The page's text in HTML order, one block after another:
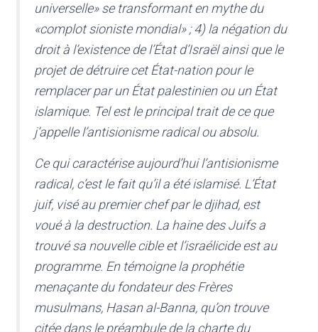
universelle» se transformant en mythe du
«complot sioniste mondial» ; 4) la négation du
droit à l’existence de l’État d’Israël ainsi que le
projet de détruire cet État-nation pour le
remplacer par un État palestinien ou un État
islamique. Tel est le principal trait de ce que
j’appelle l’antisionisme radical ou absolu.
Ce qui caractérise aujourd’hui l’antisionisme
radical, c’est le fait qu’il a été islamisé. L’État
juif, visé au premier chef par le djihad, est
voué à la destruction. La haine des Juifs a
trouvé sa nouvelle cible et l’israélicide est au
programme. En témoigne la prophétie
menaçante du fondateur des Frères
musulmans, Hasan al-Banna, qu’on trouve
citée dans le préambule de la charte du